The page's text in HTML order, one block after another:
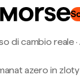
di cambio reale·
azero in